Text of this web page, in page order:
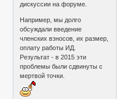
дискуссии на форуме.
Например, мы долго
обсуждали введение
членских взносов, их размер,
оплату работы ИД.
Результат - в 2015 эти
проблемы были сдвинуты с
мертвой точки.